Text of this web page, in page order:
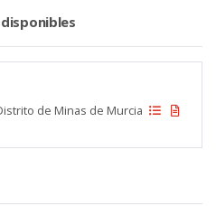
de Minas de Murcia